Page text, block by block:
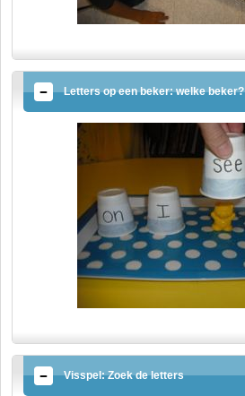
Letters op een beker: welke beker?
Visspel: Zoek de letters